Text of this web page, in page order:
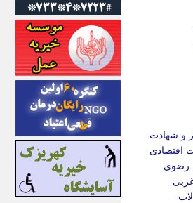
و شهادت
اقتصادی
رضوی
ایسکانیوز
ایسنا
ایکنا
ایلنا
اینتیتر
ایونا نیوز
بازتاب آنلاین
باشگاه خبرنگاران
باغستان نیوز
بامبوک
ببین و بخون
بدینسان
بنکر